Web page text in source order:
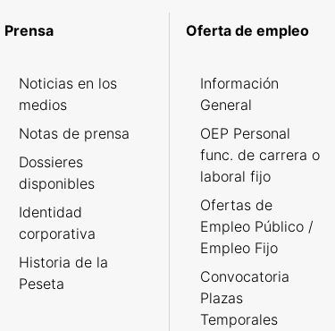
Prensa
Noticias en los
medios
Notas de prensa
Dossieres
disponibles
Identidad
corporativa
Historia de la
Peseta
Oferta de empleo
Información
General
OEP Personal
func. de carrera o
laboral fijo
Ofertas de
Empleo Público /
Empleo Fijo
Convocatoria
Plazas
Temporales